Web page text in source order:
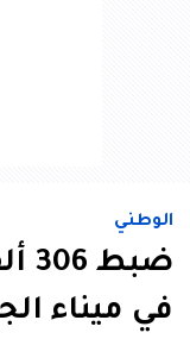
الوطني
في ميناء